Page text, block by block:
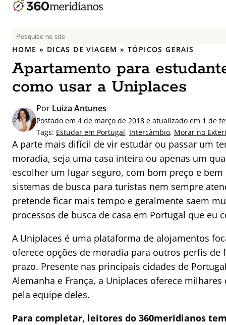
P
e
q
u
i
a
r
p
o
:
HOME » DICAS DE VIAGEM »TÓPICOS GERAIS
Apartamento para
como usar a Uniplaces
Por Luiza Antunes
Postado em 4 de março de 2018 e atualizado em 1 de
Tags: Estudar em Portugal, Intercâmbio, Morar no
A parte mais difícil de vir estudar ou passar um
moradia, seja uma casa inteira ou apenas um
escolher um lugar seguro, com bom preço e
sistemas de busca para turistas nem sempre
pretende ficar mais tempo e geralmente saem
processos de busca de casa em Portugal que eu
A Uniplaces é uma plataforma de alojamentos
oferece opções de moradia para outros perfis
prazo. Presente nas principais cidades de
Alemanha e França, a Uniplaces oferece
pela equipe deles.
Para completar, leitores do 360meridianos